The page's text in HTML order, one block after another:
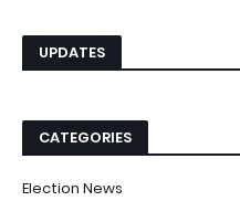
UPDATES
CATEGORIES
Election News